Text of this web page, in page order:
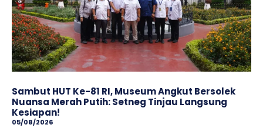
Sambut HUT Ke-81 RI, Museum Angkut Bersolek
Nuansa Merah Putih: Setneg Tinjau Langsung
Kesiapan!
05/08/2026